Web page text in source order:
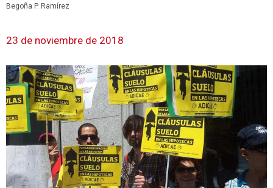
Begoña P. Ramírez
23 de noviembre de 2018